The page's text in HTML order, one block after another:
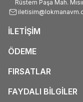
Rüstem Paşa Mah.
İLETİŞİM
ÖDEME
FIRSATLAR
FAYDALI BİLGİLER